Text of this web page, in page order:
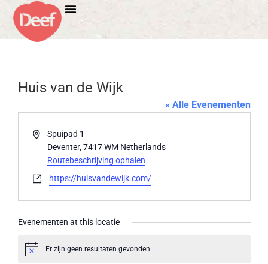
Huis van de Wijk
« Alle Evenementen
AdresSpuipad 1
Deventer, 7417 WM Netherlands
Routebeschrijving ophalen
Websitehttps://huisvandewijk.com/
Evenementen at this locatie
BerichtEr zijn geen resultaten gevonden.